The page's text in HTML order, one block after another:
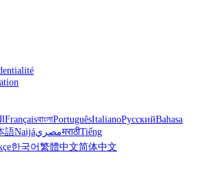
FrançaisবাংলাPortuguêsItalianoРусскийBahasa
語NaijáمصريमराठीTiếng
한국어繁體中文简体中文